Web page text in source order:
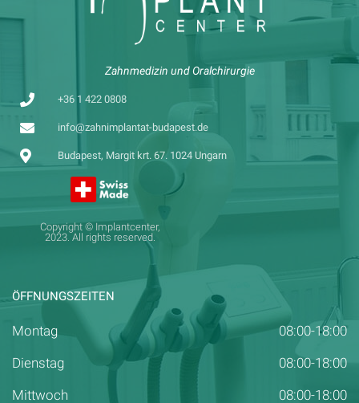
Zahnmedizin und Oralchirurgie
+36 1 422 0808
info@zahnimplantat-budapest.de
Budapest, Margit krt. 67. 1024 Ungarn
Copyright © Implantcenter,
2023. All rights reserved.
ÖFFNUNGSZEITEN
Montag
08:00-18:00
Dienstag
08:00-18:00
Mittwoch
08:00-18:00